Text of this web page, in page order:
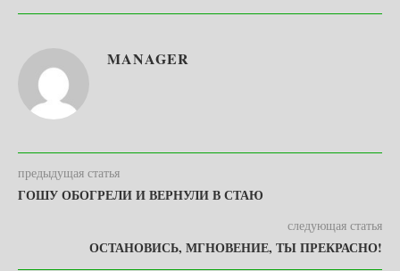
MANAGER
предыдущая статья
ГОШУ ОБОГРЕЛИ И ВЕРНУЛИ В СТАЮ
следующая статья
ОСТАНОВИСЬ, МГНОВЕНИЕ, ТЫ ПРЕКРАСНО!